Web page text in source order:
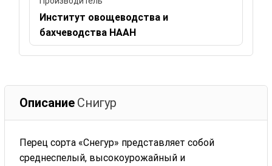
Институт овощеводства и
бахчеводства НААН
Описание Снигур
Перец сорта «Снегур» представляет собой
среднеспелый, высокоурожайный и